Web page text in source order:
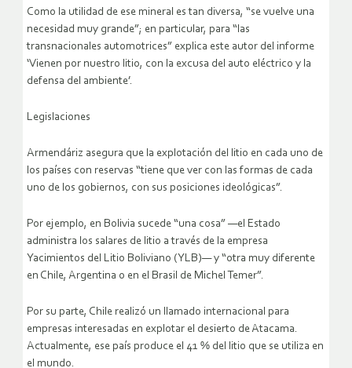
Como la utilidad de ese mineral es tan diversa, “se vuelve una
necesidad muy grande”; en particular, para “las
transnacionales automotrices” explica este autor del informe
‘Vienen por nuestro litio, con la excusa del auto eléctrico y la
defensa del ambiente’.
Legislaciones
Armendáriz asegura que la explotación del litio en cada uno de
los países con reservas “tiene que ver con las formas de cada
uno de los gobiernos, con sus posiciones ideológicas”.
Por ejemplo, en Bolivia sucede “una cosa” —el Estado
administra los salares de litio a través de la empresa
Yacimientos del Litio Boliviano (YLB)— y “otra muy diferente
en Chile, Argentina o en el Brasil de Michel Temer”.
Por su parte, Chile realizó un llamado internacional para
empresas interesadas en explotar el desierto de Atacama.
Actualmente, ese país produce el 41 % del litio que se utiliza en
el mundo.